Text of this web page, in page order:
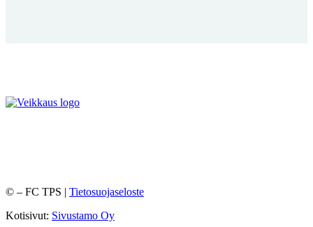
© – FC TPS | Tietosuojaseloste
Kotisivut: Sivustamo Oy